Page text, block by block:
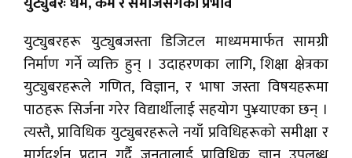
युट्युबरहरू युट्युबजस्ता डिजिटल माध्यममार्फत सामग्री
निर्माण गर्ने व्यक्ति हुन् । उदाहरणका लागि, शिक्षा क्षेत्रका
युट्युबरहरूले गणित, विज्ञान, र भाषा जस्ता विषयहरूमा
पाठहरू सिर्जना गरेर विद्यार्थीलाई सहयोग पु¥याएका छन् ।
त्यस्तै, प्राविधिक युट्युबरहरूले नयाँ प्रविधिहरूको समीक्षा र